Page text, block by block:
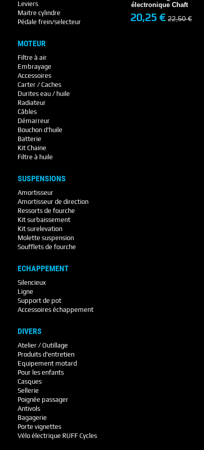
Leviers
Maitre cylindre
Pédale frein/selecteur
MOTEUR
Filtre à air
Embrayage
Accessoires
Carter / Caches
Durites eau / huile
Radiateur
Câbles
Démarreur
Bouchon d'huile
Batterie
Kit Chaine
Filtre à huile
SUSPENSIONS
Amortisseur
Amortisseur de direction
Ressorts de fourche
Kit surbaissement
Kit surelevation
Molette suspension
Soufflets de fourche
ECHAPPEMENT
Silencieux
Ligne
Support de pot
Accessoires échappement
DIVERS
Atelier / Outillage
Produits d'entretien
Equipement motard
Pour les enfants
Casques
Sellerie
Poignée passager
Antivols
Bagagerie
Porte vignettes
Vélo électrique RUFF Cycles
électronique Chaft
20,25 € 22,50 €
+ DE DÉTAILS